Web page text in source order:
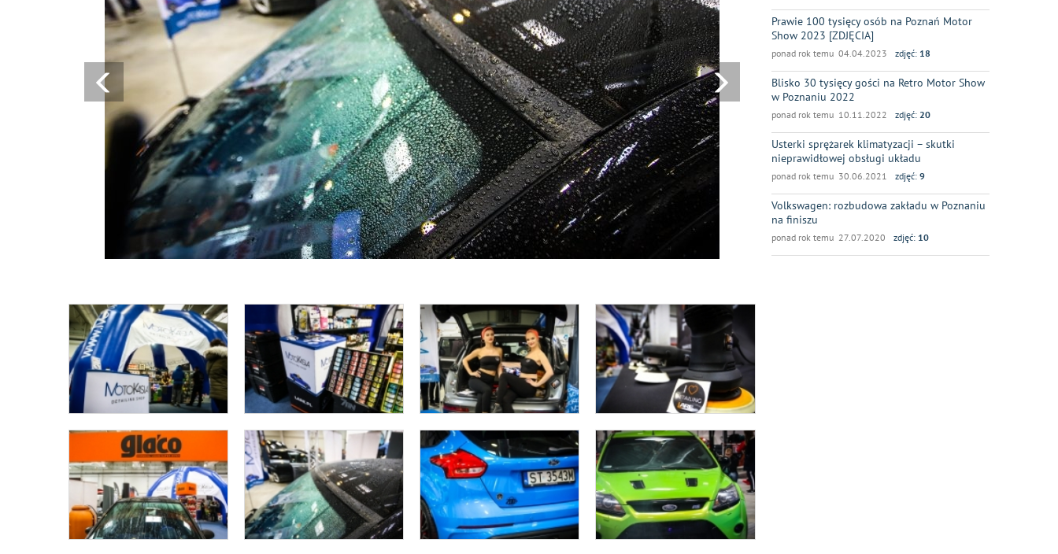
Prawie 100 tysięcy osób na Poznań Motor
Show 2023 [ZDJĘCIA]
ponad rok temu 04.04.2023 zdjęć: 18
Blisko 30 tysięcy gości na Retro Motor Show
w Poznaniu 2022
ponad rok temu 10.11.2022 zdjęć: 20
Usterki sprężarek klimatyzacji – skutki
nieprawidłowej obsługi układu
ponad rok temu 30.06.2021 zdjęć: 9
Volkswagen: rozbudowa zakładu w Poznaniu
na finiszu
ponad rok temu 27.07.2020 zdjęć: 10